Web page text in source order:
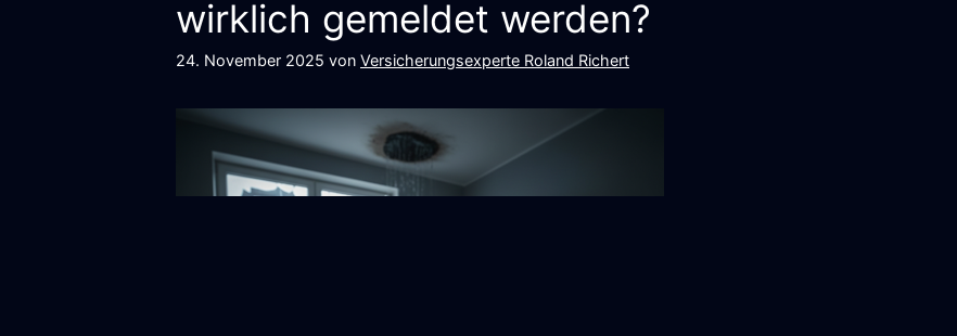
wirklich gemeldet werden?
24. November 2025 von Versicherungsexperte Roland Richert